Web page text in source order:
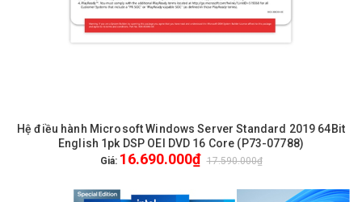
Hệ điều hành Microsoft Windows Server Standard 2019 64Bit
English 1pk DSP OEI DVD 16 Core (P73-07788)
Giá: 16.690.000₫ 17.590.000₫